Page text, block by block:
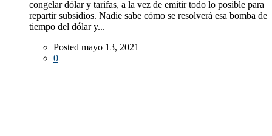
congelar dólar y tarifas, a la vez de emitir todo lo posible para
repartir subsidios. Nadie sabe cómo se resolverá esa bomba de
tiempo del dólar y...
Posted mayo 13, 2021
0